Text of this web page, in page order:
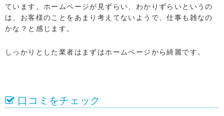
ています。ホームページが見ずらい、わかりずらいというの
は、お客様のことをあまり考えてないようで、仕事も雑なの
かな？と感じます。
しっかりとした業者はまずはホームページから綺麗です。
口コミをチェック